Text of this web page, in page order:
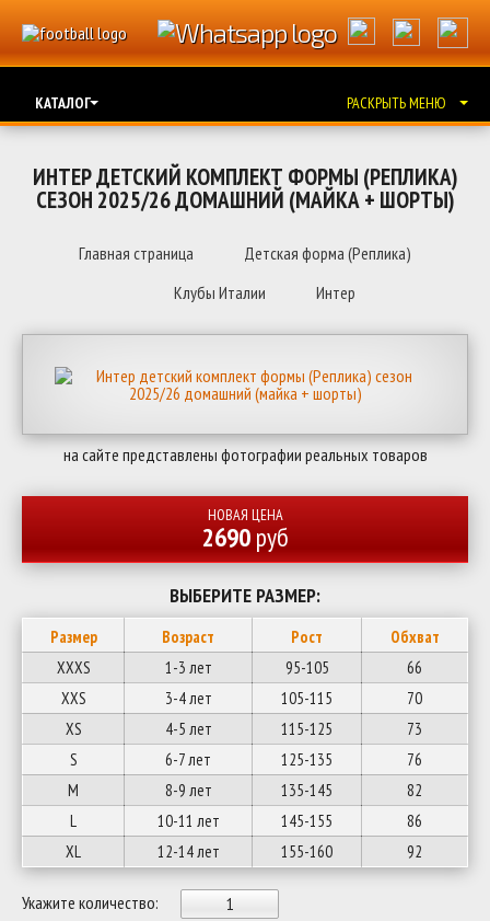
КАТАЛОГ РАСКРЫТЬ МЕНЮ
ИНТЕР ДЕТСКИЙ КОМПЛЕКТ ФОРМЫ (РЕПЛИКА)
СЕЗОН 2025/26 ДОМАШНИЙ (МАЙКА + ШОРТЫ)
Главная страница
Детская форма (Реплика)
Клубы Италии
Интер
на сайте представлены фотографии реальных товаров
НОВАЯ ЦЕНА
2690руб
ВЫБЕРИТЕ РАЗМЕР:
Размер Возраст Рост
Обхват
XXXS
1-3 лет 95-105
66
XXS
3-4 лет 105-115
70
XS
4-5 лет 115-125
73
S
6-7 лет 125-135
76
M
8-9 лет 135-145
82
L
10-11 лет 145-155
86
XL
12-14 лет 155-160 92
Укажите количество: